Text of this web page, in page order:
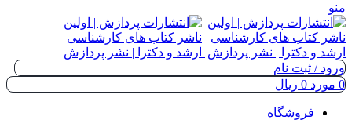
منو
ورود / ثبت نام
0 مورد 0 ریال
فروشگاه